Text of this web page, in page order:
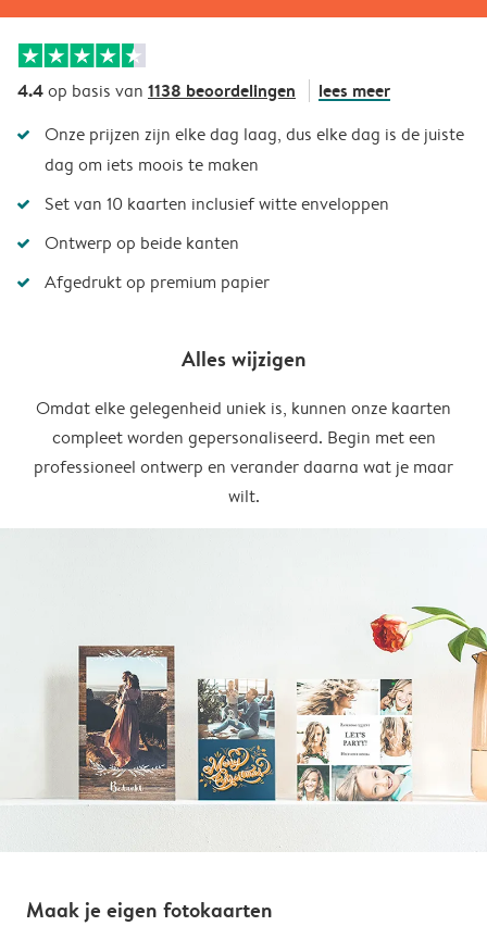
4.4op basis van 1138 beoordelingen lees meer
Onze prijzen zijn elke dag laag, dus elke dag is de juiste
dag om iets moois te maken
Set van 10 kaarten inclusief witte enveloppen
Ontwerp op beide kanten
Afgedrukt op premium papier
Alles wijzigen
Omdat elke gelegenheid uniek is, kunnen onze kaarten
compleet worden gepersonaliseerd. Begin met een
professioneel ontwerp en verander daarna wat je maar
wilt.
Maak je eigen fotokaarten